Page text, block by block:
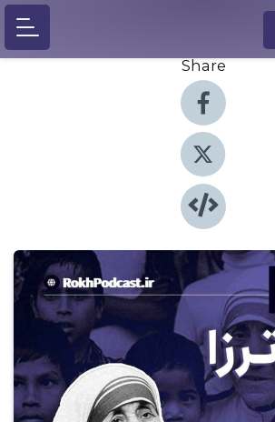
Share